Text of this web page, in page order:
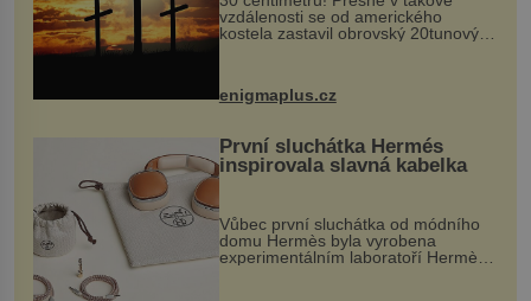
vzdálenosti se od amerického
kostela zastavil obrovský 20tunový
...
enigmaplus.cz
První sluchátka Hermés
inspirovala slavná kabelka
Vůbec první sluchátka od módního
domu Hermès byla vyrobena
experimentálním laboratoří Hermès